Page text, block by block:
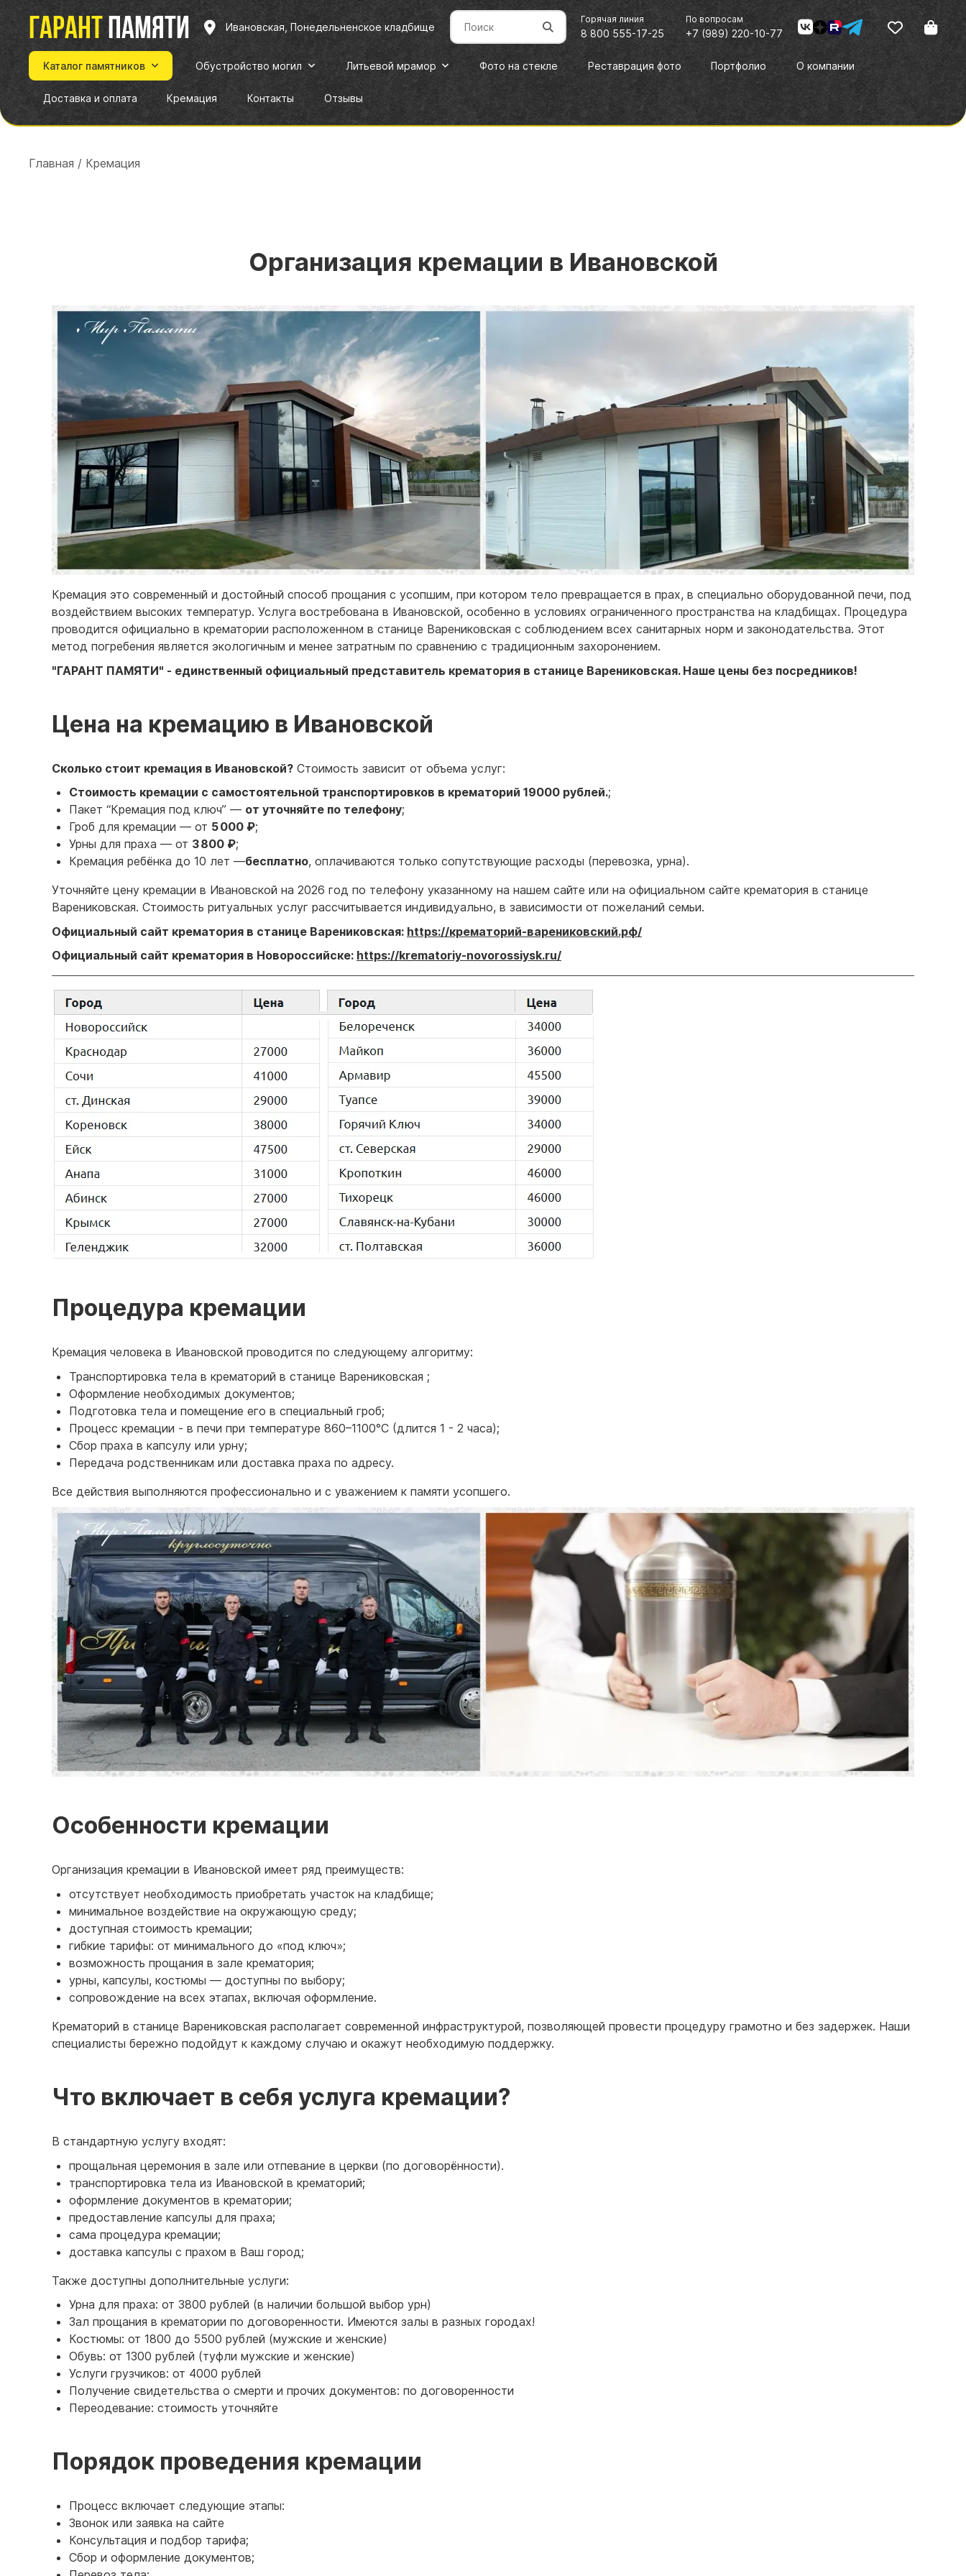
Гарантпамяти Ивановская, Понедельненское кладбище
Горячая линия
8 800 555-17-25
По вопросам
+7 (989) 220-10-77
Каталог памятников Обустройство могил Литьевой мрамор Фото на стекле Реставрация фото Портфолио О компании
Доставка и оплата Кремация Контакты Отзывы
Главная / Кремация
Организация кремации в Ивановской
Кремация это современный и достойный способ прощания с усопшим, при котором тело превращается в прах, в специально оборудованной печи, под
воздействием высоких температур. Услуга востребована в Ивановской, особенно в условиях ограниченного пространства на кладбищах. Процедура
проводится официально в крематории расположенном в станице Варениковская с соблюдением всех санитарных норм и законодательства. Этот
метод погребения является экологичным и менее затратным по сравнению с традиционным захоронением.
"ГАРАНТ ПАМЯТИ" - единственный официальный представитель крематория в станице Варениковская. Наше цены без посредников!
Цена на кремацию в Ивановской
Сколько стоит кремация в Ивановской? Стоимость зависит от объема услуг:
Стоимость кремации с самостоятельной транспортировков в крематорий 19000 рублей.;
Пакет “Кремация под ключ” — от уточняйте по телефону;
Гроб для кремации — от 5 000 ₽;
Урны для праха — от 3 800 ₽;
Кремация ребёнка до 10 лет —бесплатно, оплачиваются только сопутствующие расходы (перевозка, урна).
Уточняйте цену кремации в Ивановской на 2026 год по телефону указанному на нашем сайте или на официальном сайте крематория в станице
Варениковская. Стоимость ритуальных услуг рассчитывается индивидуально, в зависимости от пожеланий семьи.
Официальный сайт крематория в станице Варениковская: https://крематорий-варениковский.рф/
Официальный сайт крематория в Новороссийске: https://krematoriy-novorossiysk.ru/
Процедура кремации
Кремация человека в Ивановской проводится по следующему алгоритму:
Транспортировка тела в крематорий в станице Варениковская ;
Оформление необходимых документов;
Подготовка тела и помещение его в специальный гроб;
Процесс кремации - в печи при температуре 860–1100°C (длится 1 - 2 часа);
Сбор праха в капсулу или урну;
Передача родственникам или доставка праха по адресу.
Все действия выполняются профессионально и с уважением к памяти усопшего.
Особенности кремации
Организация кремации в Ивановской имеет ряд преимуществ:
отсутствует необходимость приобретать участок на кладбище;
минимальное воздействие на окружающую среду;
доступная стоимость кремации;
гибкие тарифы: от минимального до «под ключ»;
возможность прощания в зале крематория;
урны, капсулы, костюмы — доступны по выбору;
сопровождение на всех этапах, включая оформление.
Крематорий в станице Варениковская располагает современной инфраструктурой, позволяющей провести процедуру грамотно и без задержек. Наши
специалисты бережно подойдут к каждому случаю и окажут необходимую поддержку.
Что включает в себя услуга кремации?
В стандартную услугу входят:
прощальная церемония в зале или отпевание в церкви (по договорённости).
транспортировка тела из Ивановской в крематорий;
оформление документов в крематории;
предоставление капсулы для праха;
сама процедура кремации;
доставка капсулы с прахом в Ваш город;
Также доступны дополнительные услуги:
Урна для праха: от 3800 рублей (в наличии большой выбор урн)
Зал прощания в крематории по договоренности. Имеются залы в разных городах!
Костюмы: от 1800 до 5500 рублей (мужские и женские)
Обувь: от 1300 рублей (туфли мужские и женские)
Услуги грузчиков: от 4000 рублей
Получение свидетельства о смерти и прочих документов: по договоренности
Переодевание: стоимость уточняйте
Порядок проведения кремации
Процесс включает следующие этапы:
Звонок или заявка на сайте
Консультация и подбор тарифа;
Сбор и оформление документов;